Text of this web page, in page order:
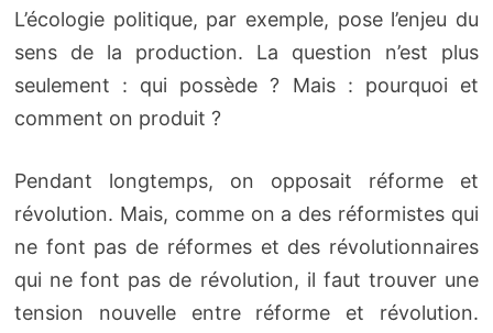
L’écologie politique, par exemple, pose l’enjeu du
sens de la production. La question n’est plus
seulement : qui possède ? Mais : pourquoi et
comment on produit ?
Pendant longtemps, on opposait réforme et
révolution. Mais, comme on a des réformistes qui
ne font pas de réformes et des révolutionnaires
qui ne font pas de révolution, il faut trouver une
tension nouvelle entre réforme et révolution.